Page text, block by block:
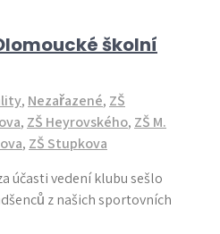
školní
, Nezařazené, ZŠ
, ZŠ Heyrovského, ZŠ M.
, ZŠ Stupkova
účasti vedení klubu sešlo
z našich sportovních